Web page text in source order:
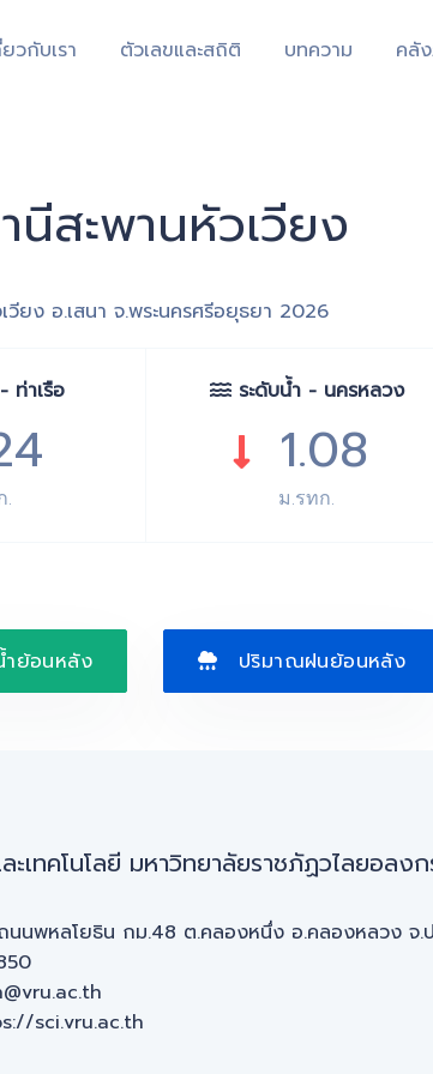
วกับเรา ตัวเลขและสถิติ บทความ คลั
นีสะพานหัวเวียง
วียง อ.เสนา จ.พระนครศรีอยุธยา 2026
ท่าเรือ
.
ระดับน้ำ - นครหลวง
1.08
ม.รทก.
ำย้อนหลัง ปริมาณฝนย้อนหลัง
ะเทคโนโลยี มหาวิทยาลัยราชภัฏวไลยอล
นพหลโยธิน กม.48 ต.คลองหนึ่ง อ.คลองหลวง จ.
sci.vru.ac.th